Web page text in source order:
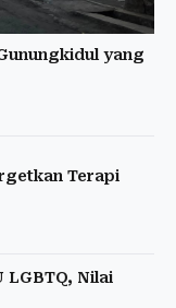
yang
Terapi
LGBTQ, Nilai